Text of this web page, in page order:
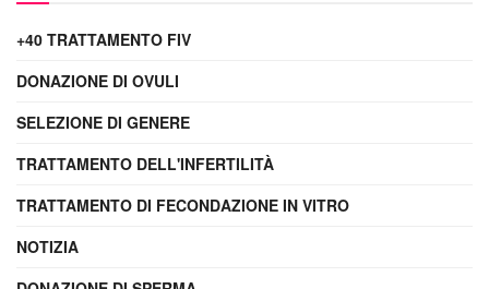
+40 TRATTAMENTO FIV
DONAZIONE DI OVULI
SELEZIONE DI GENERE
TRATTAMENTO DELL'INFERTILITÀ
TRATTAMENTO DI FECONDAZIONE IN VITRO
NOTIZIA